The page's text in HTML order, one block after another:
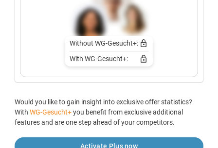
Without WG-Gesucht+:
With WG-Gesucht+:
Would you like to gain insight into exclusive offer statistics?
With WG-Gesucht+you benefit from exclusive additional
features and are one step ahead of your competitors.
Activate Plus now